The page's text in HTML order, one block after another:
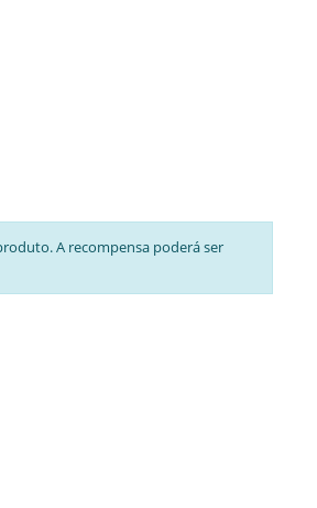
A recompensa poderá ser